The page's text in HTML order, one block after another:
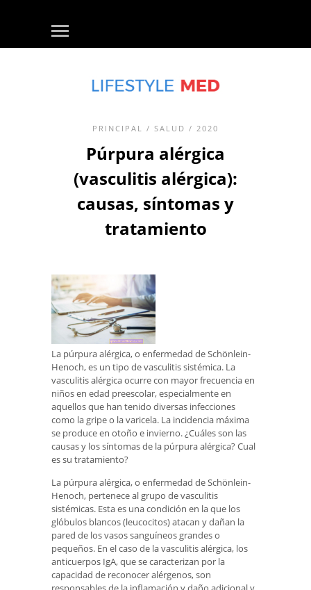
PRINCIPAL / SALUD / 2020
Púrpura alérgica
(vasculitis alérgica):
causas, síntomas y
tratamiento
La púrpura alérgica, o enfermedad de Schönlein-
Henoch, es un tipo de vasculitis sistémica. La
vasculitis alérgica ocurre con mayor frecuencia en
niños en edad preescolar, especialmente en
aquellos que han tenido diversas infecciones
como la gripe o la varicela. La incidencia máxima
se produce en otoño e invierno. ¿Cuáles son las
causas y los síntomas de la púrpura alérgica? Cual
es su tratamiento?
La púrpura alérgica, o enfermedad de Schönlein-
Henoch, pertenece al grupo de vasculitis
sistémicas. Esta es una condición en la que los
glóbulos blancos (leucocitos) atacan y dañan la
pared de los vasos sanguíneos grandes o
pequeños. En el caso de la vasculitis alérgica, los
anticuerpos IgA, que se caracterizan por la
capacidad de reconocer alérgenos, son